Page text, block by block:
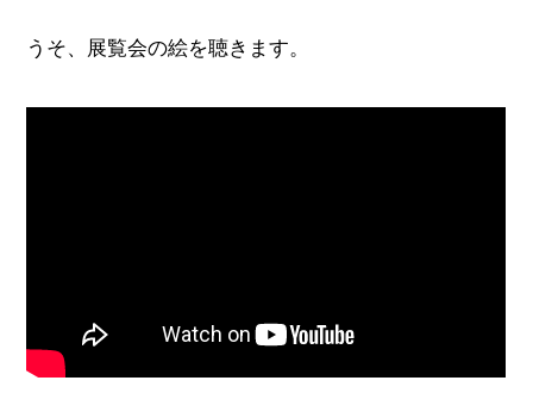
うそ、展覧会の絵を聴きます。